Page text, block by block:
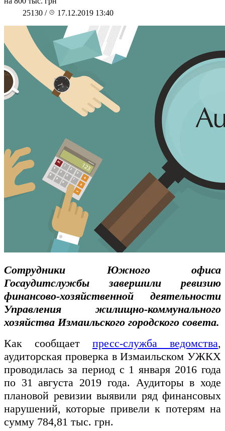
25130 / 17.12.2019 13:40
Сотрудники Южного офиса
Госаудитслужбы завершили ревизию
финансово-хозяйственной деятельности
Управления жилищно-коммунального
хозяйства Измаильского городского совета.
Как сообщает пресс-служба ведомства,
аудиторская проверка в Измаильском УЖКХ
проводилась за период с 1 января 2016 года
по 31 августа 2019 года. Аудиторы в ходе
плановой ревизии выявили ряд финансовых
нарушений, которые привели к потерям на
сумму 784,81 тыс. грн.